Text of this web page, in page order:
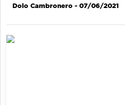
Dolo Cambronero - 07/06/2021